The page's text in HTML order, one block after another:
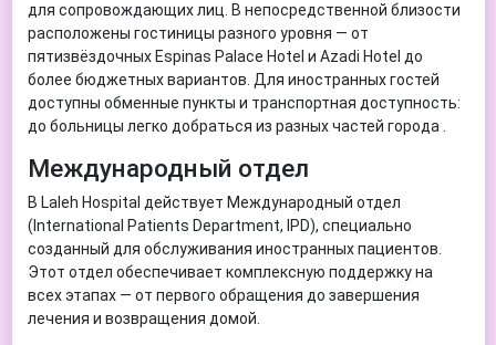
для сопровождающих лиц. В непосредственной близости
расположены гостиницы разного уровня — от
пятизвёздочных Espinas Palace Hotel и Azadi Hotel до
более бюджетных вариантов. Для иностранных гостей
доступны обменные пункты и транспортная доступность:
до больницы легко добраться из разных частей города .
Международный отдел
В Laleh Hospital действует Международный отдел
(International Patients Department, IPD), специально
созданный для обслуживания иностранных пациентов.
Этот отдел обеспечивает комплексную поддержку на
всех этапах — от первого обращения до завершения
лечения и возвращения домой.